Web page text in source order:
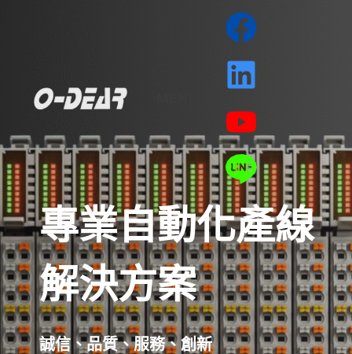
專業自動化產線
解決方案
誠信、品質、服務、創新